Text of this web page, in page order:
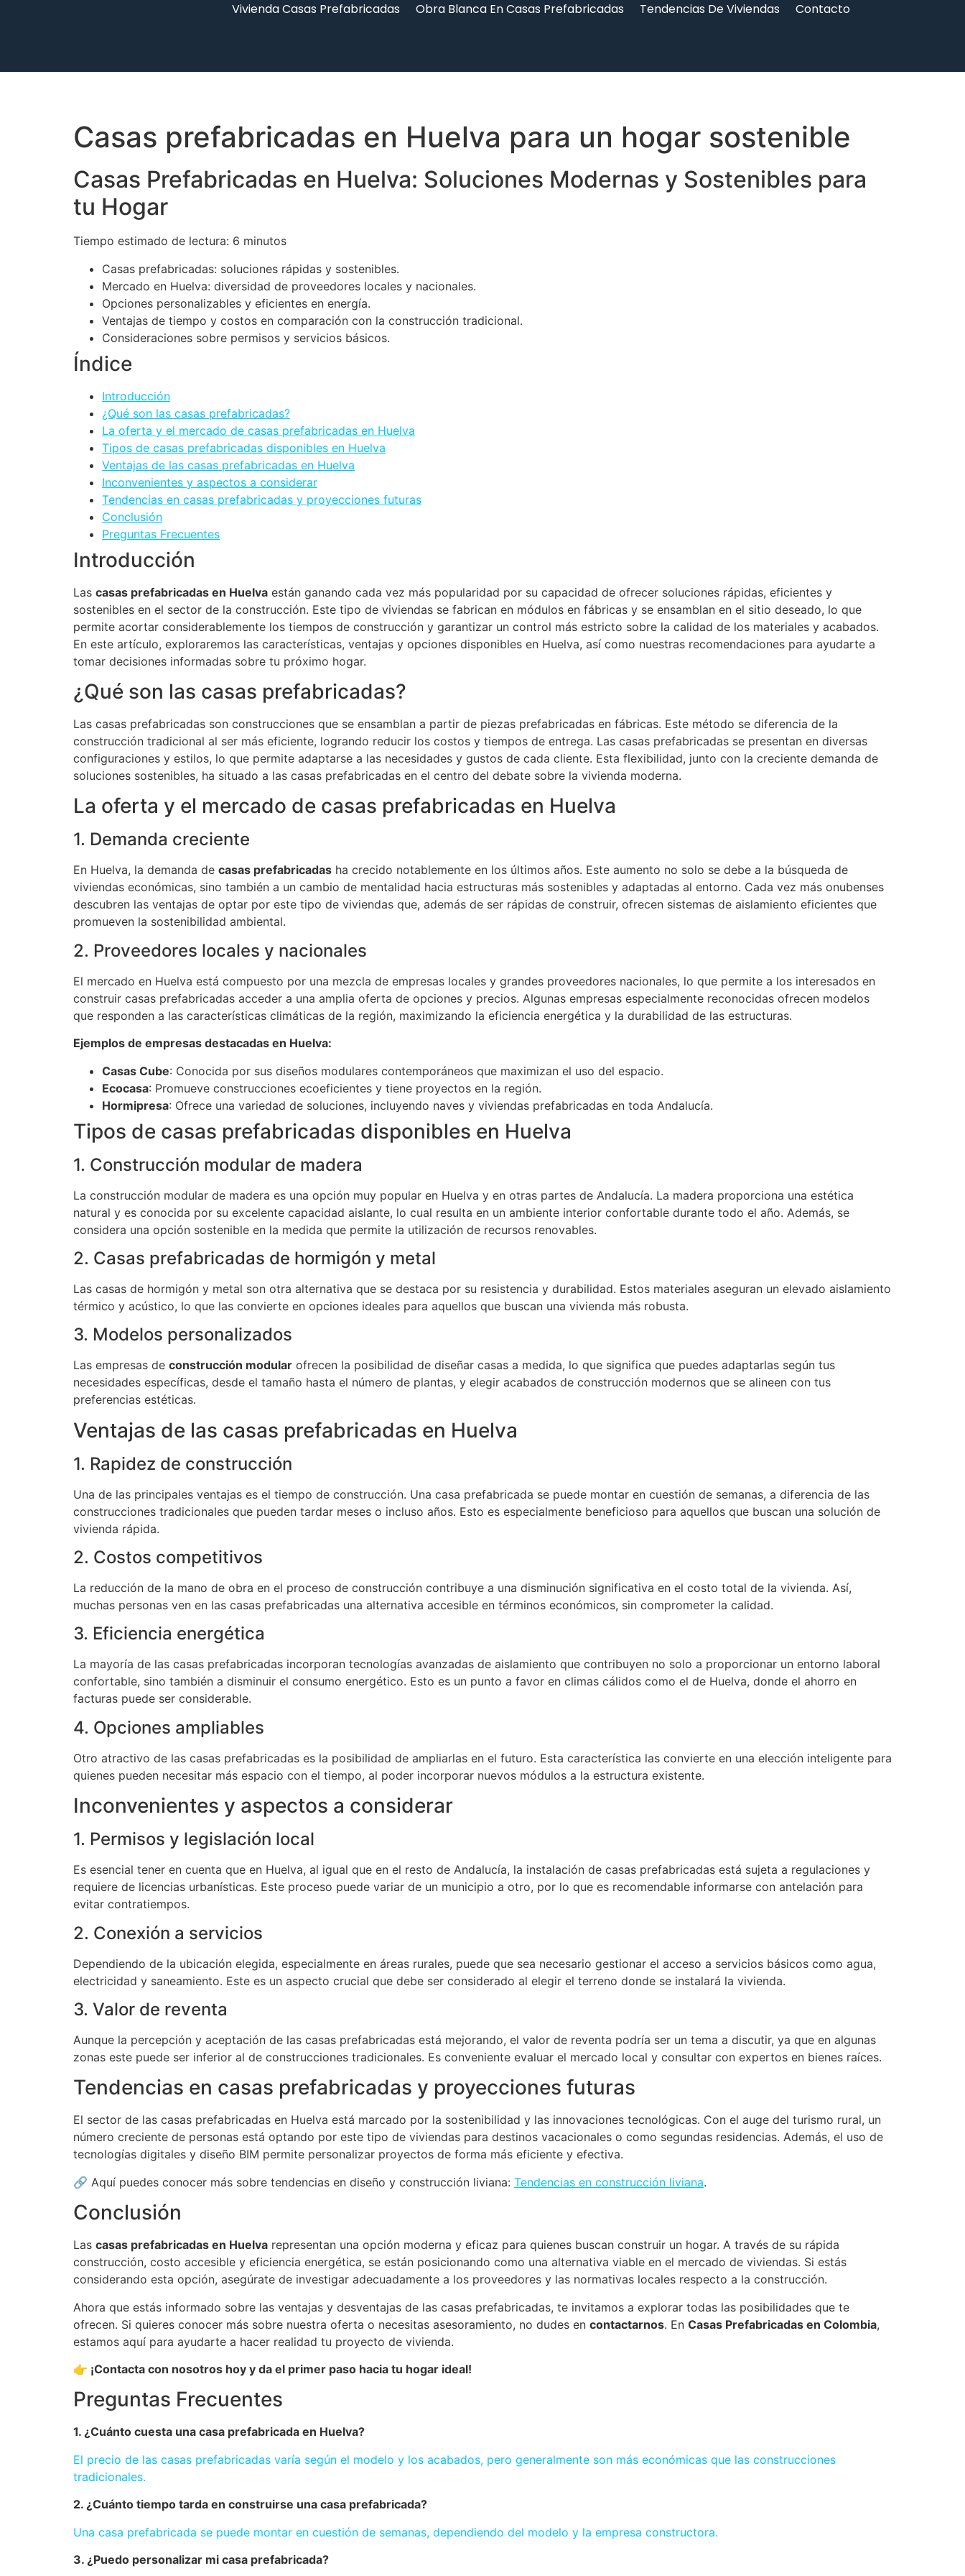
Vivienda Casas Prefabricadas Obra Blanca En Casas Prefabricadas Tendencias De Viviendas Contacto
Casas prefabricadas en Huelva para un hogar sostenible
Casas Prefabricadas en Huelva: Soluciones Modernas y Sostenibles para
tu Hogar
Tiempo estimado de lectura: 6 minutos
Casas prefabricadas: soluciones rápidas y sostenibles.
Mercado en Huelva: diversidad de proveedores locales y nacionales.
Opciones personalizables y eficientes en energía.
Ventajas de tiempo y costos en comparación con la construcción tradicional.
Consideraciones sobre permisos y servicios básicos.
Índice
Introducción
¿Qué son las casas prefabricadas?
La oferta y el mercado de casas prefabricadas en Huelva
Tipos de casas prefabricadas disponibles en Huelva
Ventajas de las casas prefabricadas en Huelva
Inconvenientes y aspectos a considerar
Tendencias en casas prefabricadas y proyecciones futuras
Conclusión
Preguntas Frecuentes
Introducción
Las casas prefabricadas en Huelva están ganando cada vez más popularidad por su capacidad de ofrecer soluciones rápidas, eficientes y
sostenibles en el sector de la construcción. Este tipo de viviendas se fabrican en módulos en fábricas y se ensamblan en el sitio deseado, lo que
permite acortar considerablemente los tiempos de construcción y garantizar un control más estricto sobre la calidad de los materiales y acabados.
En este artículo, exploraremos las características, ventajas y opciones disponibles en Huelva, así como nuestras recomendaciones para ayudarte a
tomar decisiones informadas sobre tu próximo hogar.
¿Qué son las casas prefabricadas?
Las casas prefabricadas son construcciones que se ensamblan a partir de piezas prefabricadas en fábricas. Este método se diferencia de la
construcción tradicional al ser más eficiente, logrando reducir los costos y tiempos de entrega. Las casas prefabricadas se presentan en diversas
configuraciones y estilos, lo que permite adaptarse a las necesidades y gustos de cada cliente. Esta flexibilidad, junto con la creciente demanda de
soluciones sostenibles, ha situado a las casas prefabricadas en el centro del debate sobre la vivienda moderna.
La oferta y el mercado de casas prefabricadas en Huelva
1. Demanda creciente
En Huelva, la demanda de casas prefabricadas ha crecido notablemente en los últimos años. Este aumento no solo se debe a la búsqueda de
viviendas económicas, sino también a un cambio de mentalidad hacia estructuras más sostenibles y adaptadas al entorno. Cada vez más onubenses
descubren las ventajas de optar por este tipo de viviendas que, además de ser rápidas de construir, ofrecen sistemas de aislamiento eficientes que
promueven la sostenibilidad ambiental.
2. Proveedores locales y nacionales
El mercado en Huelva está compuesto por una mezcla de empresas locales y grandes proveedores nacionales, lo que permite a los interesados en
construir casas prefabricadas acceder a una amplia oferta de opciones y precios. Algunas empresas especialmente reconocidas ofrecen modelos
que responden a las características climáticas de la región, maximizando la eficiencia energética y la durabilidad de las estructuras.
Ejemplos de empresas destacadas en Huelva:
Casas Cube: Conocida por sus diseños modulares contemporáneos que maximizan el uso del espacio.
Ecocasa: Promueve construcciones ecoeficientes y tiene proyectos en la región.
Hormipresa: Ofrece una variedad de soluciones, incluyendo naves y viviendas prefabricadas en toda Andalucía.
Tipos de casas prefabricadas disponibles en Huelva
1. Construcción modular de madera
La construcción modular de madera es una opción muy popular en Huelva y en otras partes de Andalucía. La madera proporciona una estética
natural y es conocida por su excelente capacidad aislante, lo cual resulta en un ambiente interior confortable durante todo el año. Además, se
considera una opción sostenible en la medida que permite la utilización de recursos renovables.
2. Casas prefabricadas de hormigón y metal
Las casas de hormigón y metal son otra alternativa que se destaca por su resistencia y durabilidad. Estos materiales aseguran un elevado aislamiento
térmico y acústico, lo que las convierte en opciones ideales para aquellos que buscan una vivienda más robusta.
3. Modelos personalizados
Las empresas de construcción modular ofrecen la posibilidad de diseñar casas a medida, lo que significa que puedes adaptarlas según tus
necesidades específicas, desde el tamaño hasta el número de plantas, y elegir acabados de construcción modernos que se alineen con tus
preferencias estéticas.
Ventajas de las casas prefabricadas en Huelva
1. Rapidez de construcción
Una de las principales ventajas es el tiempo de construcción. Una casa prefabricada se puede montar en cuestión de semanas, a diferencia de las
construcciones tradicionales que pueden tardar meses o incluso años. Esto es especialmente beneficioso para aquellos que buscan una solución de
vivienda rápida.
2. Costos competitivos
La reducción de la mano de obra en el proceso de construcción contribuye a una disminución significativa en el costo total de la vivienda. Así,
muchas personas ven en las casas prefabricadas una alternativa accesible en términos económicos, sin comprometer la calidad.
3. Eficiencia energética
La mayoría de las casas prefabricadas incorporan tecnologías avanzadas de aislamiento que contribuyen no solo a proporcionar un entorno laboral
confortable, sino también a disminuir el consumo energético. Esto es un punto a favor en climas cálidos como el de Huelva, donde el ahorro en
facturas puede ser considerable.
4. Opciones ampliables
Otro atractivo de las casas prefabricadas es la posibilidad de ampliarlas en el futuro. Esta característica las convierte en una elección inteligente para
quienes pueden necesitar más espacio con el tiempo, al poder incorporar nuevos módulos a la estructura existente.
Inconvenientes y aspectos a considerar
1. Permisos y legislación local
Es esencial tener en cuenta que en Huelva, al igual que en el resto de Andalucía, la instalación de casas prefabricadas está sujeta a regulaciones y
requiere de licencias urbanísticas. Este proceso puede variar de un municipio a otro, por lo que es recomendable informarse con antelación para
evitar contratiempos.
2. Conexión a servicios
Dependiendo de la ubicación elegida, especialmente en áreas rurales, puede que sea necesario gestionar el acceso a servicios básicos como agua,
electricidad y saneamiento. Este es un aspecto crucial que debe ser considerado al elegir el terreno donde se instalará la vivienda.
3. Valor de reventa
Aunque la percepción y aceptación de las casas prefabricadas está mejorando, el valor de reventa podría ser un tema a discutir, ya que en algunas
zonas este puede ser inferior al de construcciones tradicionales. Es conveniente evaluar el mercado local y consultar con expertos en bienes raíces.
Tendencias en casas prefabricadas y proyecciones futuras
El sector de las casas prefabricadas en Huelva está marcado por la sostenibilidad y las innovaciones tecnológicas. Con el auge del turismo rural, un
número creciente de personas está optando por este tipo de viviendas para destinos vacacionales o como segundas residencias. Además, el uso de
tecnologías digitales y diseño BIM permite personalizar proyectos de forma más eficiente y efectiva.
🔗 Aquí puedes conocer más sobre tendencias en diseño y construcción liviana: Tendencias en construcción liviana.
Conclusión
Las casas prefabricadas en Huelva representan una opción moderna y eficaz para quienes buscan construir un hogar. A través de su rápida
construcción, costo accesible y eficiencia energética, se están posicionando como una alternativa viable en el mercado de viviendas. Si estás
considerando esta opción, asegúrate de investigar adecuadamente a los proveedores y las normativas locales respecto a la construcción.
Ahora que estás informado sobre las ventajas y desventajas de las casas prefabricadas, te invitamos a explorar todas las posibilidades que te
ofrecen. Si quieres conocer más sobre nuestra oferta o necesitas asesoramiento, no dudes en contactarnos. En Casas Prefabricadas en Colombia,
estamos aquí para ayudarte a hacer realidad tu proyecto de vivienda.
👉 ¡Contacta con nosotros hoy y da el primer paso hacia tu hogar ideal!
Preguntas Frecuentes
1. ¿Cuánto cuesta una casa prefabricada en Huelva?
El precio de las casas prefabricadas varía según el modelo y los acabados, pero generalmente son más económicas que las construcciones
tradicionales.
2. ¿Cuánto tiempo tarda en construirse una casa prefabricada?
Una casa prefabricada se puede montar en cuestión de semanas, dependiendo del modelo y la empresa constructora.
3. ¿Puedo personalizar mi casa prefabricada?